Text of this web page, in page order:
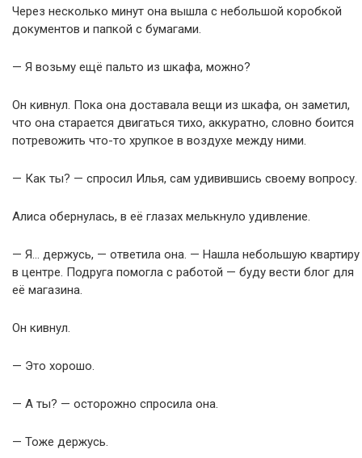
Через несколько минут она вышла с небольшой коробкой
документов и папкой с бумагами.
— Я возьму ещё пальто из шкафа, можно?
Он кивнул. Пока она доставала вещи из шкафа, он заметил,
что она старается двигаться тихо, аккуратно, словно боится
потревожить что-то хрупкое в воздухе между ними.
— Как ты? — спросил Илья, сам удивившись своему вопросу.
Алиса обернулась, в её глазах мелькнуло удивление.
— Я… держусь, — ответила она. — Нашла небольшую квартиру
в центре. Подруга помогла с работой — буду вести блог для
её магазина.
Он кивнул.
— Это хорошо.
— А ты? — осторожно спросила она.
— Тоже держусь.